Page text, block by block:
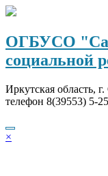
Перейти
содержимому
ОГБУСО
социальной
Иркутская область,
телефон 8(39553) 5-
×